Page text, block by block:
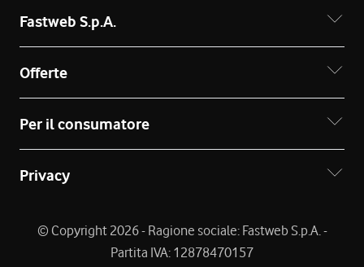
Fastweb S.p.A.
Offerte
Per il consumatore
Privacy
© Copyright 2026 - Ragione sociale: Fastweb S.p.A. -
Partita IVA: 12878470157